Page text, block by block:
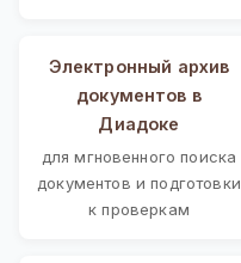
Электронный архив
документов в
Диадоке
для мгновенного поиска
документов и подготовки
к проверкам